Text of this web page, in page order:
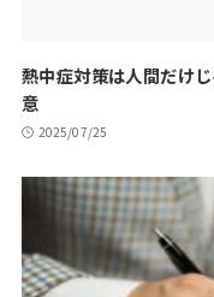
熱中症対策は人間だけ
意
2025/07/25